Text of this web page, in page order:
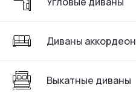
Диваны аккордеон
Выкатные диваны